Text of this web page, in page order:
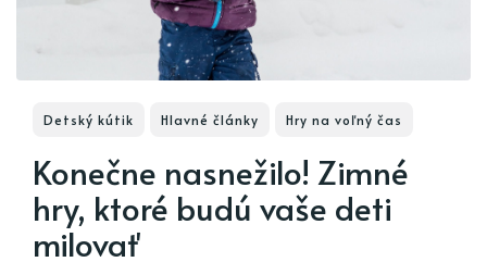
Detský kútik Hlavné články Hry na voľný čas
Konečne nasnežilo! Zimné
hry, ktoré budú vaše deti
milovať